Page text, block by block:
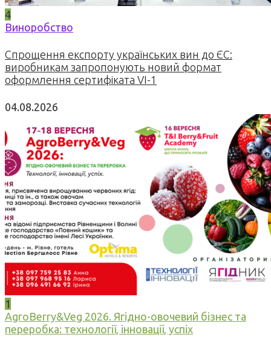
4
Виноробство
Спрощення експорту українських вин до ЄС:
виробникам запропонують новий формат
оформлення сертифіката VI-1
04.08.2026
1
AgroBerry&Veg 2026. Ягідно-овочевий бізнес та
переробка: технології, інновації, успіх